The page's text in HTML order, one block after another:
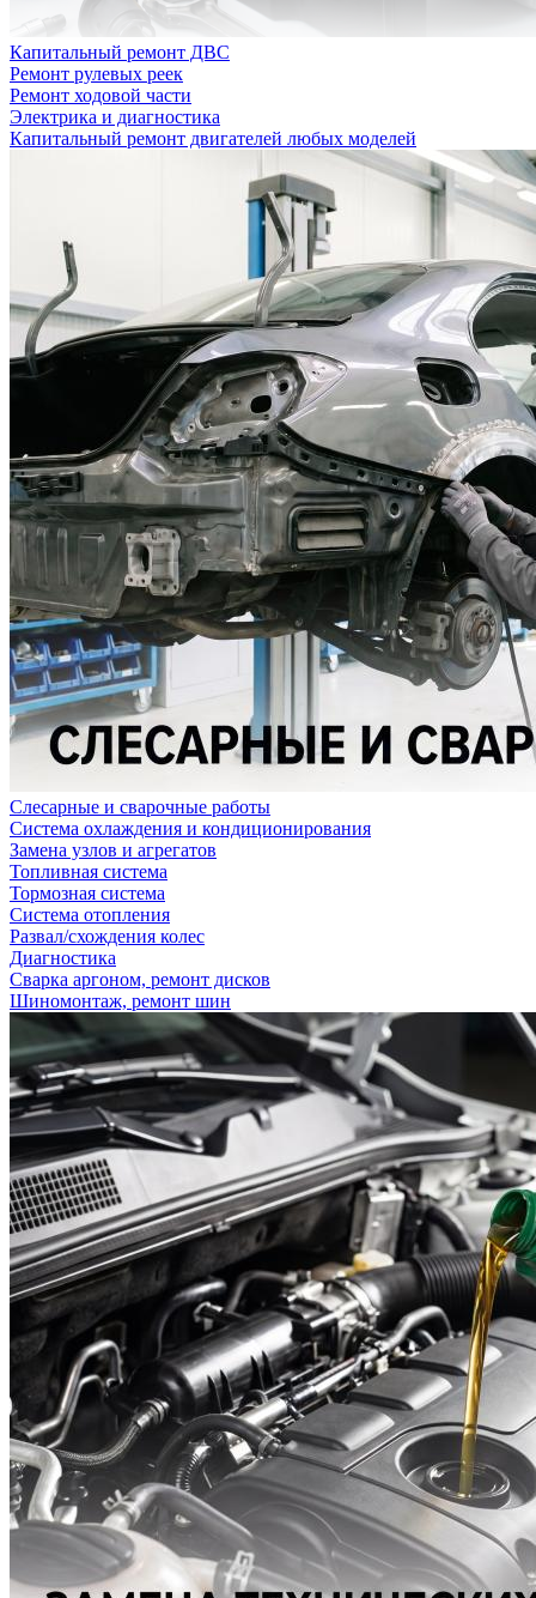
Капитальный ремонт ДВС
Ремонт рулевых реек
Ремонт ходовой части
Электрика и диагностика
Капитальный ремонт двигателей любых моделей
Слесарные и сварочные работы
Система охлаждения и кондиционирования
Замена узлов и агрегатов
Топливная система
Тормозная система
Система отопления
Развал/схождения колес
Диагностика
Сварка аргоном, ремонт дисков
Шиномонтаж, ремонт шин